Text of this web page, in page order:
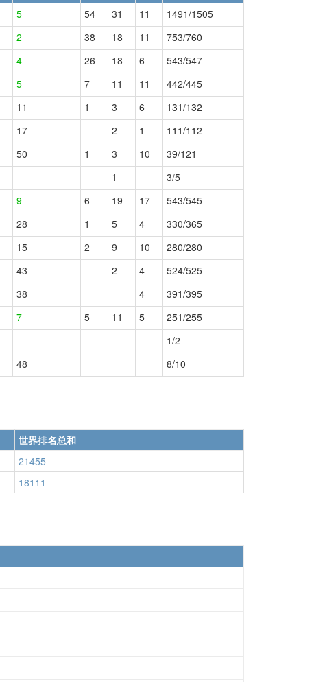
5 54 31 11
1491/1505
2 38 18 11
753/760
4 26 18 6
543/547
5 7 11 11
442/445
11 1 3 6
131/132
17 2 1
111/112
50 1 3 10
39/121
1
3/5
9 6 19 17
543/545
28 1 5 4
330/365
15 2 9 10
280/280
43 2 4
524/525
38 4
391/395
7 5 11 5
251/255
1/2
48 8/10
世界排名总和
21455
18111